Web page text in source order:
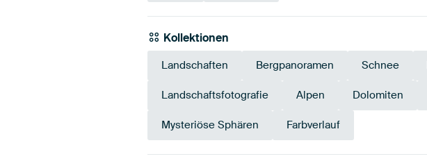
Kollektionen
Landschaften Bergpanoramen Schnee
Landschaftsfotografie Alpen Dolomiten
Mysteriöse Sphären Farbverlauf